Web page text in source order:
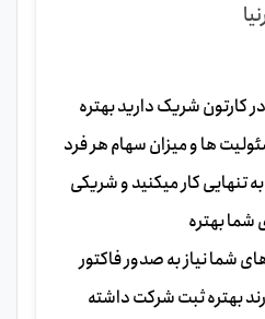
کارتون شریک دارید بهتره
ها و میزان سهام هر فرد
کار میکنید و شریکی
شما بهتره
شما نیاز به صدور فاکتور
بهتره ثبت شرکت داشته